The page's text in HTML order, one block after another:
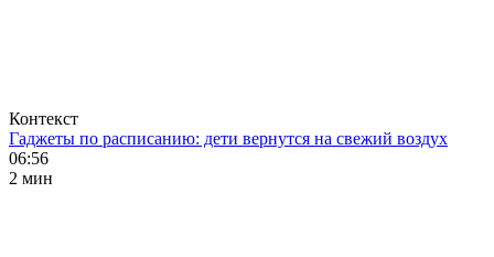
Контекст
Гаджеты по расписанию: дети вернутся на свежий воздух
06:56
2 мин